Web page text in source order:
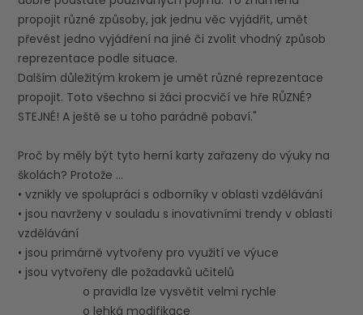
propojit různé způsoby, jak jednu věc vyjádřit, umět
převést jedno vyjádření na jiné či zvolit vhodný způsob
reprezentace podle situace.
Dalším důležitým krokem je umět různé reprezentace
propojit. Toto všechno si žáci procvičí ve hře RŮZNÉ?
STEJNÉ! A ještě se u toho parádně pobaví."
Proč by měly být tyto herní karty zařazeny do výuky na
školách? Protože …
• vznikly ve spolupráci s odborníky v oblasti vzdělávání
• jsou navrženy v souladu s inovativními trendy v oblasti
vzdělávání
• jsou primárně vytvořeny pro využití ve výuce
• jsou vytvořeny dle požadavků učitelů
o pravidla lze vysvětit velmi rychle
o lehká modifikace